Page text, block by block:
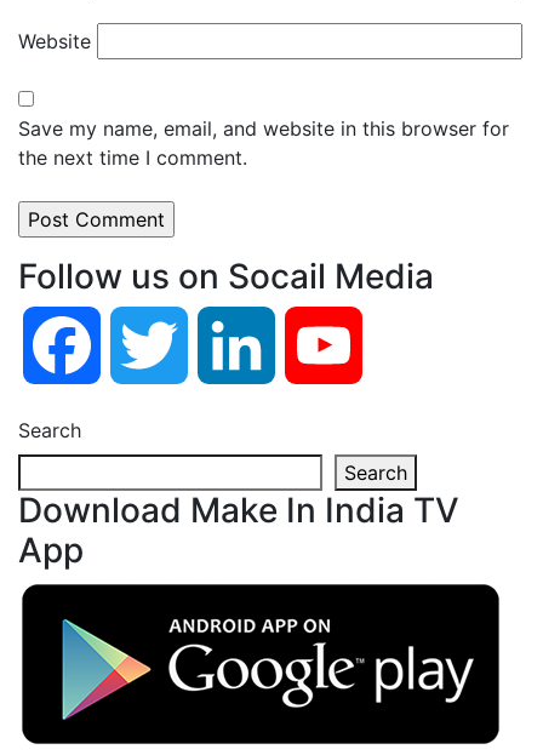
Website
Save my name, email, and website in this browser for
the next time I comment.
Follow us on Socail Media
Facebook Twitter LinkedIn
Search
Search
Download Make In India TV
App